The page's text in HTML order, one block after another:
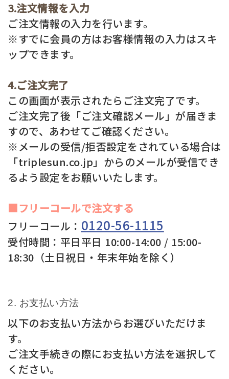
3.注文情報を入力
ご注文情報の入力を行います。
※すでに会員の方はお客様情報の入力はスキ
ップできます。
4.ご注文完了
この画面が表示されたらご注文完了です。
ご注文完了後「ご注文確認メール」が届きま
すので、あわせてご確認ください。
※メールの受信/拒否設定をされている場合は
「triplesun.co.jp」からのメールが受信でき
るよう設定をお願いいたします。
■フリーコールで注文する
フリーコール： 0120-56-1115
受付時間：平日平日 10:00-14:00 / 15:00-
18:30（土日祝日・年末年始を除く）
お支払い方法
以下のお支払い方法からお選びいただけま
す。
ご注文手続きの際にお支払い方法を選択して
ください。